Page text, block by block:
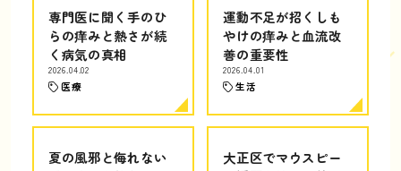
専門医に聞く手のひ
らの痒みと熱さが続
く病気の真相
2026.04.02
医療
運動不足が招くしも
やけの痒みと血流改
善の重要性
2026.04.01
生活
夏の風邪と侮れない
大正区でマウスピー